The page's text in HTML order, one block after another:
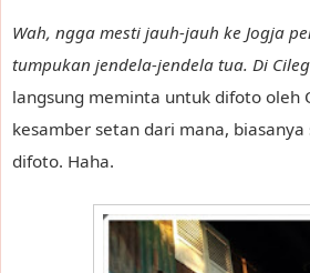
Wah, ngga mesti jauh-jauh ke Jogja
tumpukan jendela-jendela tua. Di
langsung meminta untuk difoto oleh
kesamber setan dari mana,
difoto. Haha.